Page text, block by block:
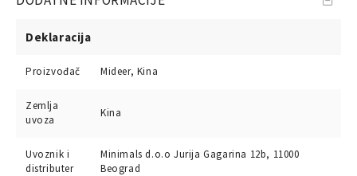
Deklaracija
Proizvođač Mideer, Kina
Zemlja
uvoza
Kina
Uvoznik i
distributer
Minimals d.o.o Jurija Gagarina 12b, 11000
Beograd